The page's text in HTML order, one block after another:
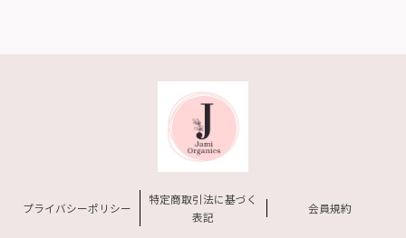
プライバシーポリシー
特定商取引法に基づく
表記
会員規約